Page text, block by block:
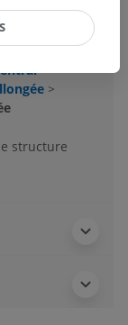
>
>
structure